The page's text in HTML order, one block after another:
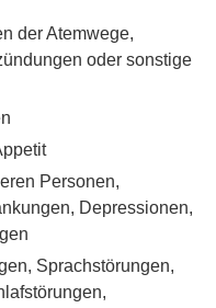
der Atemwege,
oder sonstige
Personen,
Depressionen,
Sprachstörungen,